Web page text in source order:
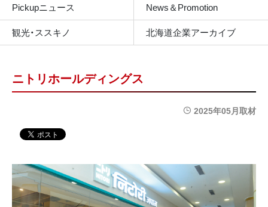
Pickupニュース
News＆Promotion
観光・ススキノ
北海道企業アーカイブ
ニトリホールディングス
2025年05月取材